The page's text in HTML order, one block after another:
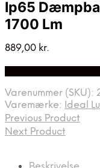
Ip65
1700 Lm
889,00 kr.
Varenummer (SKU):
Varemærke: Ideal
Previous Product
Next Product